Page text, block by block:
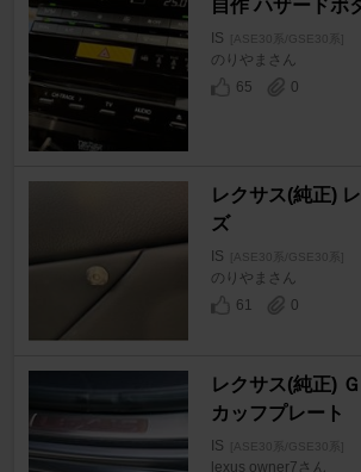
自作 ハザードボ
IS [ASE30系/GSE30系]
のりやまさん
65
0
レクサス(純正)
ズ
IS [ASE30系/GSE30系]
のりやまさん
61
0
レクサス(純正)
カッフプレート
IS [ASE30系/GSE30系]
lexus owner7さん